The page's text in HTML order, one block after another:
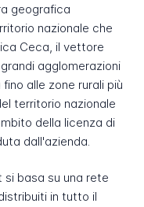
geografica
nazionale che
Ceca, il vettore
agglomerazioni
alle zone rurali più
territorio nazionale
della licenza di
dall'azienda.
basa su una rete
in tutto il